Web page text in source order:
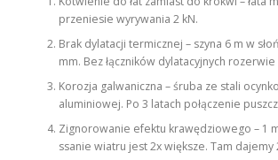
przeniesie wyrywania 2 kN.
Brak dylatacji termicznej – szyna 6 m w
mm. Bez łączników dylatacyjnych
Korozja galwaniczna – śruba ze stali
aluminiowej. Po 3 latach połączenie
Zignorowanie efektu krawędziowego – 1
ssanie wiatru jest 2x większe. Tam